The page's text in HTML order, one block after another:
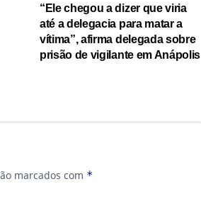
“Ele chegou a dizer que viria
até a delegacia para matar a
vítima”, afirma delegada sobre
prisão de vigilante em Anápolis
marcados com *